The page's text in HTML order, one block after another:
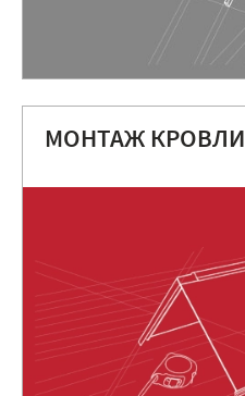
МОНТАЖ КРОВЛИ